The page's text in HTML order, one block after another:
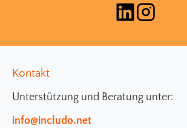
Kontakt
Unterstützung und Beratung unter:
info@includo.net